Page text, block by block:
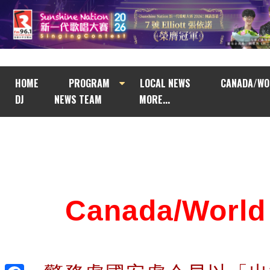
HOME PROGRAM LOCAL NEWS
CANADA/
DJ
NEWS TEAM MORE...
Canada/